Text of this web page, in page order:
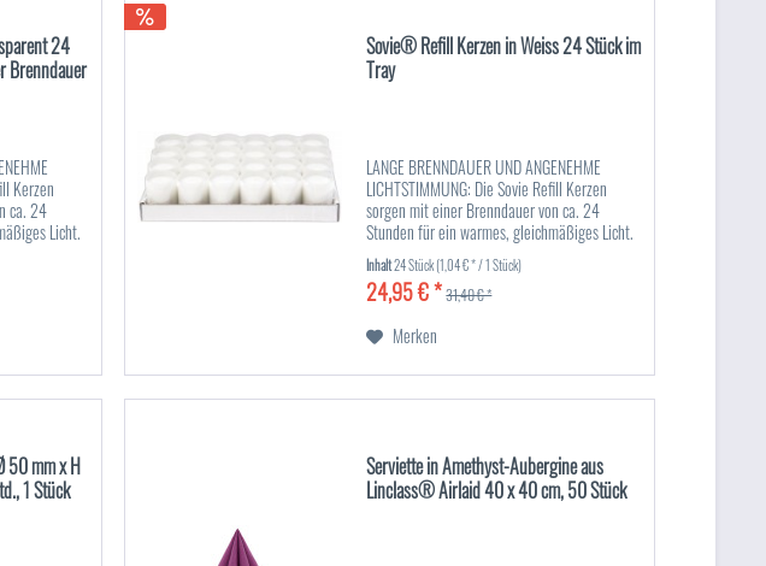
24
Brenndauer
Kerzen
ca. 24
Licht.
mm und
für...
Sovie® Refill Kerzen in Weiss 24 Stück im
Tray
LANGE BRENNDAUER UND ANGENEHME
LICHTSTIMMUNG: Die Sovie Refill Kerzen
sorgen mit einer Brenndauer von ca. 24
Stunden für ein warmes, gleichmäßiges Licht.
Mit einem Durchmesser von ca. Ø50 mm und
einer Höhe von 65 mm sind sie ideal für...
Inhalt24 Stück(1,04 € * / 1 Stück)
24,95 € *31,40 € *
Merken
50 mm x H
1 Stück
Serviette in Amethyst-Aubergine aus
Linclass® Airlaid 40 x 40 cm, 50 Stück